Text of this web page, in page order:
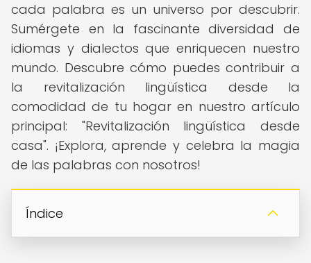
cada palabra es un universo por descubrir.
Sumérgete en la fascinante diversidad de
idiomas y dialectos que enriquecen nuestro
mundo. Descubre cómo puedes contribuir a
la revitalización lingüística desde la
comodidad de tu hogar en nuestro artículo
principal: "Revitalización lingüística desde
casa". ¡Explora, aprende y celebra la magia
de las palabras con nosotros!
Índice